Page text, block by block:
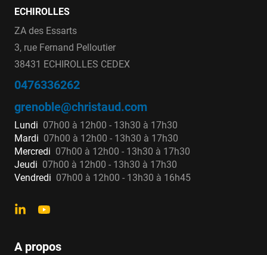
ECHIROLLES
ZA des Essarts
3, rue Fernand Pelloutier
38431 ECHIROLLES CEDEX
0476336262
grenoble@christaud.com
Lundi 07h00 à 12h00 - 13h30 à 17h30
Mardi 07h00 à 12h00 - 13h30 à 17h30
Mercredi 07h00 à 12h00 - 13h30 à 17h30
Jeudi 07h00 à 12h00 - 13h30 à 17h30
Vendredi 07h00 à 12h00 - 13h30 à 16h45
A propos